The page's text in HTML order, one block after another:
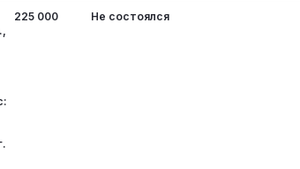
225 000 Не состоялся